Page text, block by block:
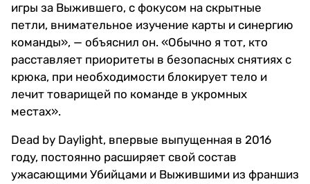
игры за Выжившего, с фокусом на скрытные
петли, внимательное изучение карты и синергию
команды», — объяснил он. «Обычно я тот, кто
расставляет приоритеты в безопасных снятиях с
крюка, при необходимости блокирует тело и
лечит товарищей по команде в укромных
местах».
Dead by Daylight, впервые выпущенная в 2016
году, постоянно расширяет свой состав
ужасающими Убийцами и Выжившими из франшиз